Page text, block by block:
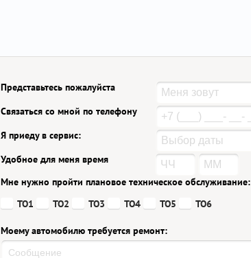
Представьтесь пожалуйста
Связаться со мной по телефону
Я приеду в сервис:
Удобное для меня время
Мне нужно пройти плановое техническое обслуживание:
ТО1
ТО2 ТО3 ТО4 ТО5 ТО6
Моему автомобилю требуется ремонт: